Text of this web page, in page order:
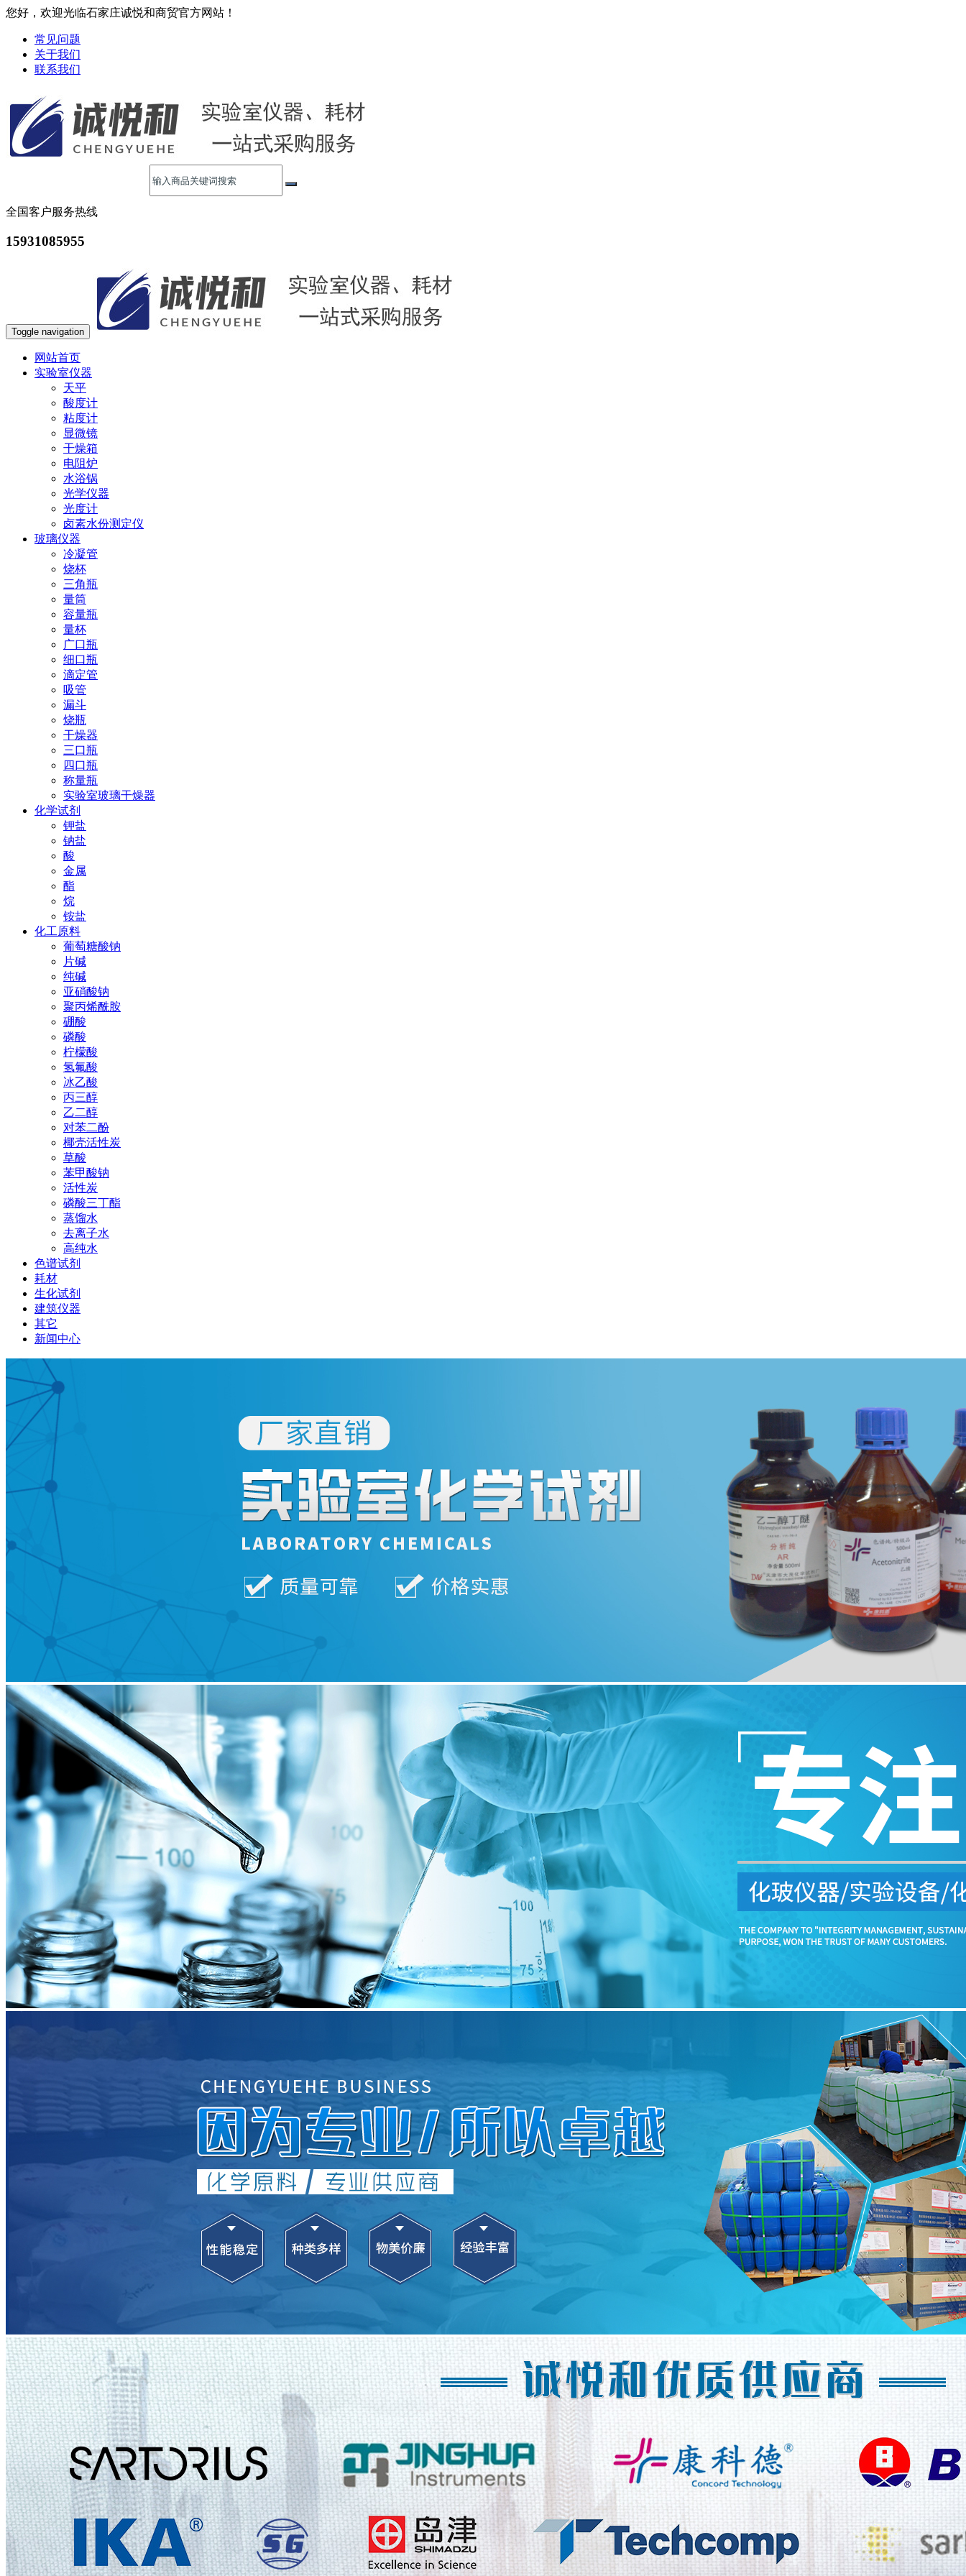
您好，欢迎光临石家庄诚悦和商贸官方网站！
常见问题
关于我们
联系我们
全国客户服务热线
15931085955
Toggle navigation
网站首页
实验室仪器
天平
酸度计
粘度计
显微镜
干燥箱
电阻炉
水浴锅
光学仪器
光度计
卤素水份测定仪
玻璃仪器
冷凝管
烧杯
三角瓶
量筒
容量瓶
量杯
广口瓶
细口瓶
滴定管
吸管
漏斗
烧瓶
干燥器
三口瓶
四口瓶
称量瓶
实验室玻璃干燥器
化学试剂
钾盐
钠盐
酸
金属
酯
烷
铵盐
化工原料
葡萄糖酸钠
片碱
纯碱
亚硝酸钠
聚丙烯酰胺
硼酸
磷酸
柠檬酸
氢氟酸
冰乙酸
丙三醇
乙二醇
对苯二酚
椰壳活性炭
草酸
苯甲酸钠
活性炭
磷酸三丁酯
蒸馏水
去离子水
高纯水
色谱试剂
耗材
生化试剂
建筑仪器
其它
新闻中心